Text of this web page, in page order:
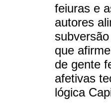
feiuras e
autores
que
de gente
afetivas
lógica